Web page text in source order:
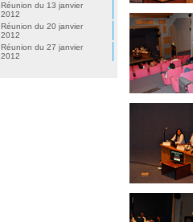
Réunion du 13 janvier
2012
Réunion du 20 janvier
2012
Réunion du 27 janvier
2012